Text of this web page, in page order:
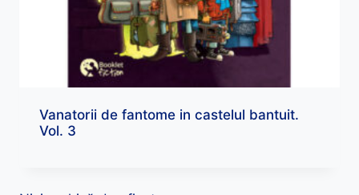
Vanatorii de fantome in castelul bantuit.
Vol. 3